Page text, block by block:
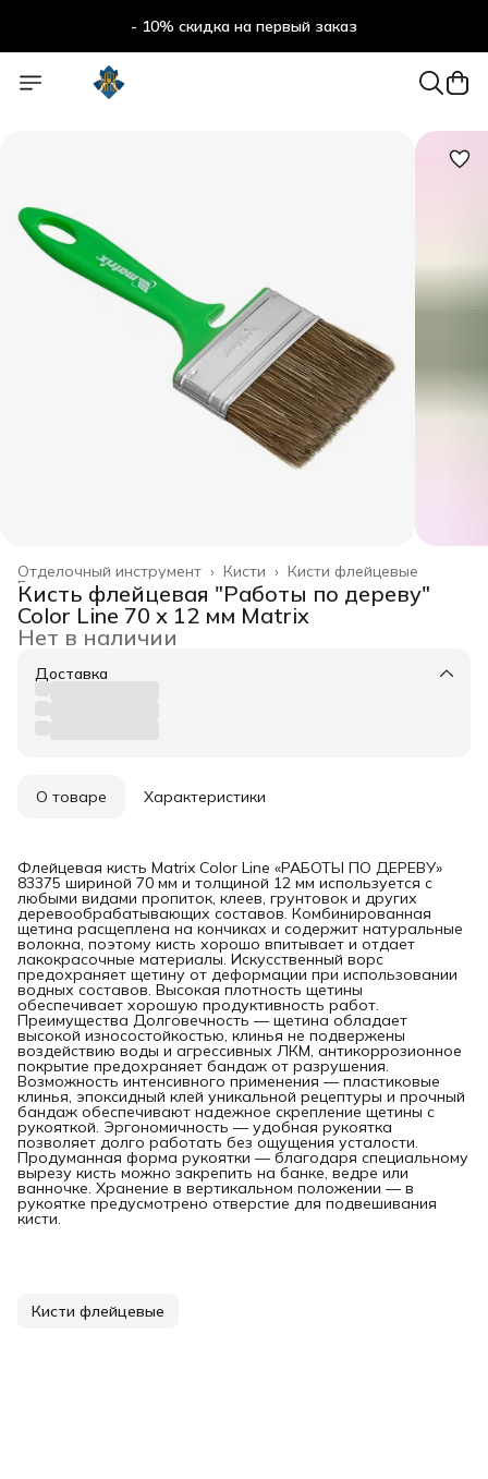
- 10% скидка на первый заказ
Кисти флейцевые
Кисти ›
Отделочный инструмент ›
Главная
Кисть флейцевая "Работы по дереву"
Color Line 70 х 12 мм Matrix
Нет в наличии
Доставка
О товаре Характеристики
Флейцевая кисть Matrix Color Line «РАБОТЫ ПО ДЕРЕВУ»
83375 шириной 70 мм и толщиной 12 мм используется с
любыми видами пропиток, клеев, грунтовок и других
деревообрабатывающих составов. Комбинированная
щетина расщеплена на кончиках и содержит натуральные
волокна, поэтому кисть хорошо впитывает и отдает
лакокрасочные материалы. Искусственный ворс
предохраняет щетину от деформации при использовании
водных составов. Высокая плотность щетины
обеспечивает хорошую продуктивность работ.
Преимущества Долговечность — щетина обладает
высокой износостойкостью, клинья не подвержены
воздействию воды и агрессивных ЛКМ, антикоррозионное
покрытие предохраняет бандаж от разрушения.
Возможность интенсивного применения — пластиковые
клинья, эпоксидный клей уникальной рецептуры и прочный
бандаж обеспечивают надежное скрепление щетины с
рукояткой. Эргономичность — удобная рукоятка
позволяет долго работать без ощущения усталости.
Продуманная форма рукоятки — благодаря специальному
вырезу кисть можно закрепить на банке, ведре или
ванночке. Хранение в вертикальном положении — в
рукоятке предусмотрено отверстие для подвешивания
кисти.
Кисти флейцевые